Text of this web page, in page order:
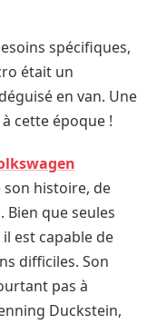
spécifiques,
était un
en van. Une
cette époque !
son histoire, de
Bien que seules
est capable de
difficiles. Son
pas à
Duckstein,